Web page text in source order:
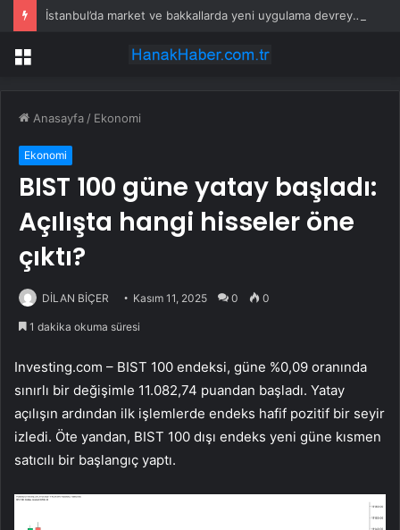
İstanbul’da market ve bakkallarda yeni uygulama devreye girdi
Menü
Anasayfa / Ekonomi
Ekonomi
BIST 100 güne yatay başladı:
Açılışta hangi hisseler öne
çıktı?
DİLAN BİÇER Kasım 11, 2025 0 0
1 dakika okuma süresi
Investing.com – BIST 100 endeksi, güne %0,09 oranında
sınırlı bir değişimle 11.082,74 puandan başladı. Yatay
açılışın ardından ilk işlemlerde endeks hafif pozitif bir seyir
izledi. Öte yandan, BIST 100 dışı endeks yeni güne kısmen
satıcılı bir başlangıç yaptı.